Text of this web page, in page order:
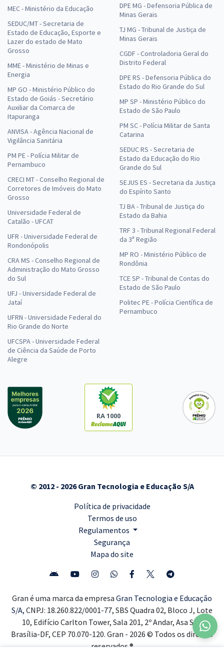
MEC - Ministério da Educação
SEDUC/MT - Secretaria de
Estado de Educação, Esporte e
Lazer do estado de Mato
Grosso
MME - Ministério de Minas e
Energia
MP GO - Ministério Público do
Estado de Goiás - Secretário
Auxiliar da Comarca de
Itapuranga
ANVISA - Agência Nacional de
Vigilância Sanitária
PM PE - Polícia Militar de
Pernambuco
CRECI MT - Conselho Regional de
Corretores de Imóveis do Mato
Grosso
Universidade Federal de
Catalão - UFCAT
UFR - Universidade Federal de
Rondonópolis
CRA MS - Conselho Regional de
Administração do Mato Grosso
do Sul
UFJ - Universidade Federal de
Jataí
UFRN - Universidade Federal do
Rio Grande do Norte
UFCSPA - Universidade Federal
de Ciência da Saúde de Porto
Alegre
DPE MG - Defensoria Pública de
Minas Gerais
TJ MG - Tribunal de Justiça de
Minas Gerais
CGDF - Controladoria Geral do
Distrito Federal
DPE RS - Defensoria Pública do
Estado do Rio Grande do Sul
MP SP - Ministério Público do
Estado de São Paulo
PM SC - Polícia Militar de Santa
Catarina
SEDUC RS - Secretaria de
Estado da Educação do Rio
Grande do Sul
SEJUS ES - Secretaria da Justiça
do Espírito Santo
TJ BA - Tribunal de Justiça do
Estado da Bahia
TRF 3 - Tribunal Regional Federal
da 3ª Região
MP RO - Ministério Público de
Rondônia
TCE SP - Tribunal de Contas do
Estado de São Paulo
Politec PE - Polícia Científica de
Pernambuco
RA 1000
© 2012 - 2026 Gran Tecnologia e Educação S/A
Política de privacidade
Termos de uso
Regulamentos
Segurança
Mapa do site
Gran é uma marca da empresa Gran Tecnologia e Educação
S/A, CNPJ: 18.260.822/0001-77, SBS Quadra 02, Bloco J, Lote
10, Edifício Carlton Tower, Sala 201, 2º Andar, Asa Sul,
Brasília-DF, CEP 70.070-120. Gran - 2026 © Todos os direitos
reservados ®